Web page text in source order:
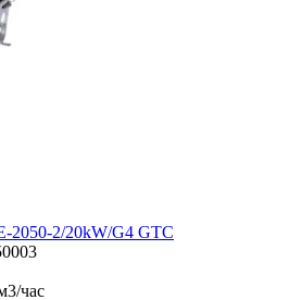
2050-2/20kW/G4 GTC
час